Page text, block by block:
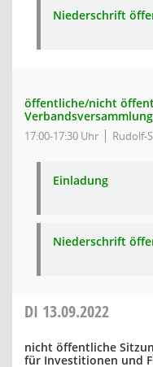
Niederschrift
öffentliche/nicht
17:00-17:30 Uhr Rudolf-
Einladung
Niederschrift
DI 13.09.2022
nicht öffentliche
für Investitionen und